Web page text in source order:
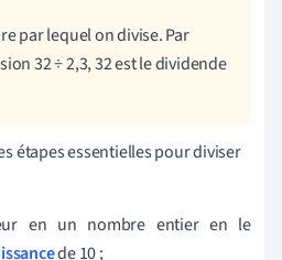
par lequel on divise. Par
32 ÷ 2,3, 32 est le dividende
étapes essentielles pour diviser
en un nombre entier en le
de 10 ;